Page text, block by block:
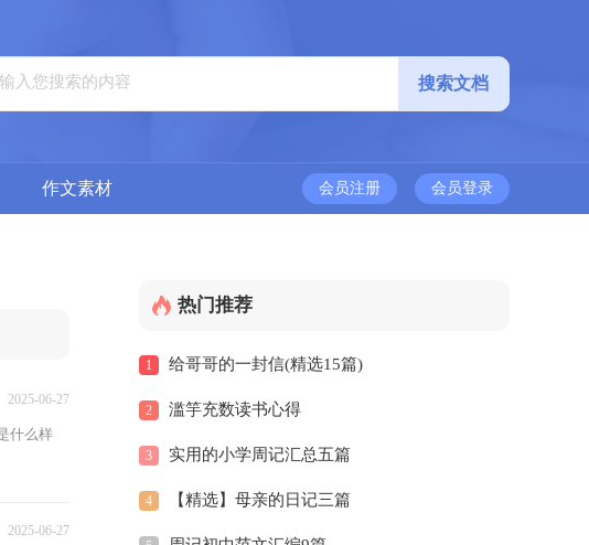
作文素材 会员登录
会员注册
2025-06-27
什么样
2025-06-27
热门推荐
1 给哥哥的一封信(精选15篇)
2 滥竽充数读书心得
3 实用的小学周记汇总五篇
4 【精选】母亲的日记三篇